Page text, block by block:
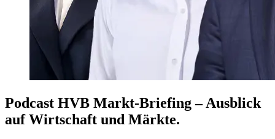
Podcast HVB Markt-Briefing – Ausblick
auf Wirtschaft und Märkte.